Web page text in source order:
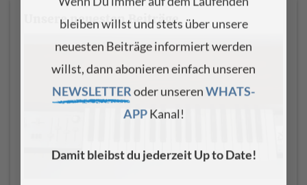
Wenn Du immer auf dem Laufenden
bleiben willst und stets über unsere
neuesten Beiträge informiert werden
willst, dann abonieren einfach unseren
NEWSLETTERoder unseren WHATS-
APP Kanal!
Damit bleibst du jederzeit Up to Date!
Unsere neuesten Beiträge